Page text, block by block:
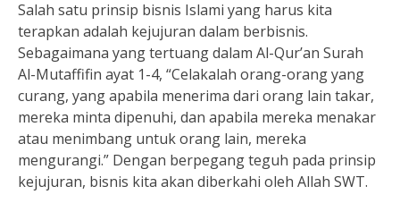
Salah satu prinsip bisnis Islami yang harus kita
terapkan adalah kejujuran dalam berbisnis.
Sebagaimana yang tertuang dalam Al-Qur’an Surah
Al-Mutaffifin ayat 1-4, “Celakalah orang-orang yang
curang, yang apabila menerima dari orang lain takar,
mereka minta dipenuhi, dan apabila mereka menakar
atau menimbang untuk orang lain, mereka
mengurangi.” Dengan berpegang teguh pada prinsip
kejujuran, bisnis kita akan diberkahi oleh Allah SWT.